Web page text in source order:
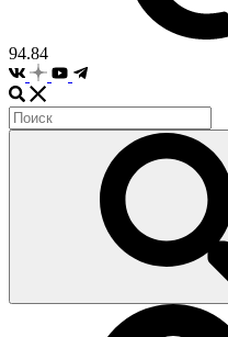
94.84